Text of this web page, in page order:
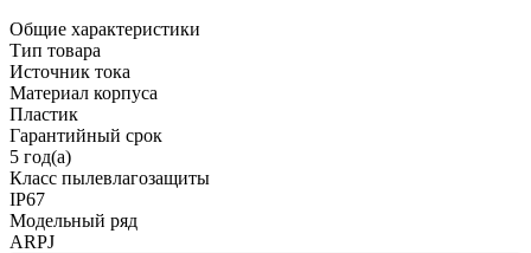
Общие характеристики
Тип товара
Источник тока
Материал корпуса
Пластик
Гарантийный срок
5 год(а)
Класс пылевлагозащиты
IP67
Модельный ряд
ARPJ